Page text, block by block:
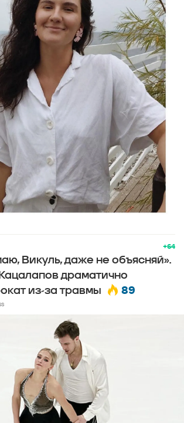
+64
Викуль, даже не объясняй».
драматично
из-за травмы
89